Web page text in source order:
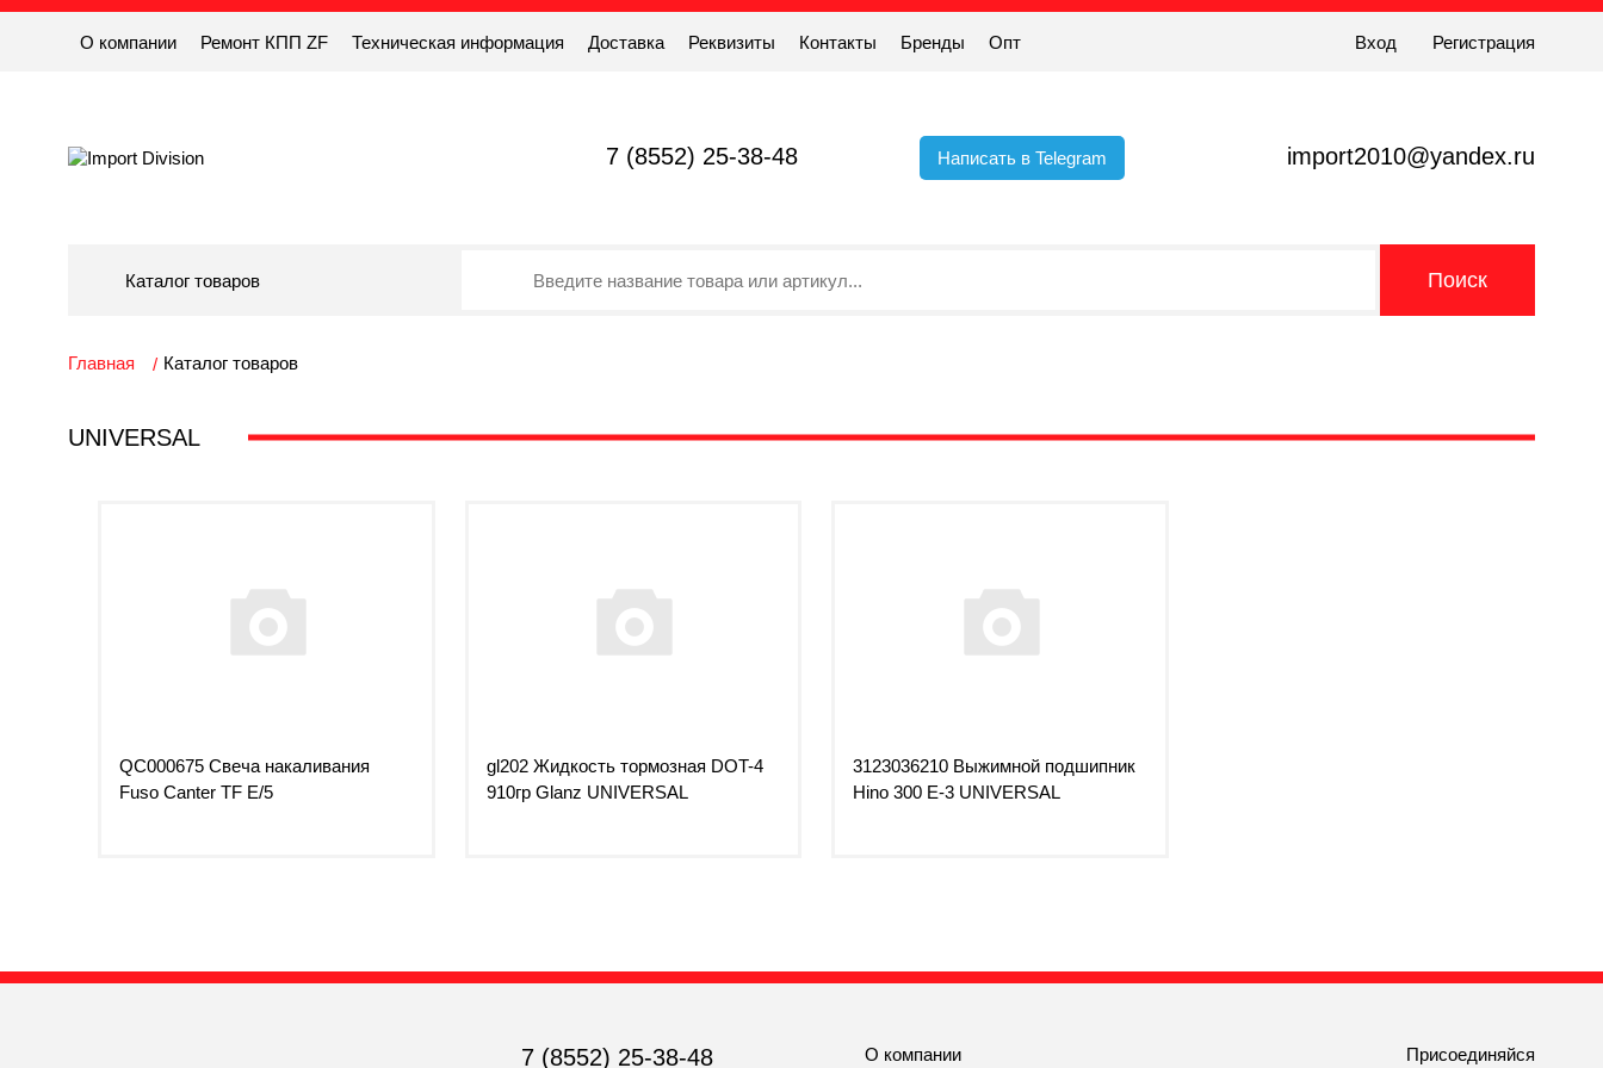
О компании Ремонт КПП ZF Техническая информация Доставка Реквизиты Контакты Бренды Опт Вход Регистрация
7 (8552) 25-38-48 Написать в Telegram import2010@yandex.ru
Каталог товаров
Главная Каталог товаров
UNIVERSAL
QC000675 Свеча накаливания
Fuso Canter TF E/5
gl202 Жидкость тормозная DOT-4
910гр Glanz UNIVERSAL
3123036210 Выжимной подшипник
Hino 300 Е-3 UNIVERSAL
7 (8552) 25-38-48 О компании Присоединяйся